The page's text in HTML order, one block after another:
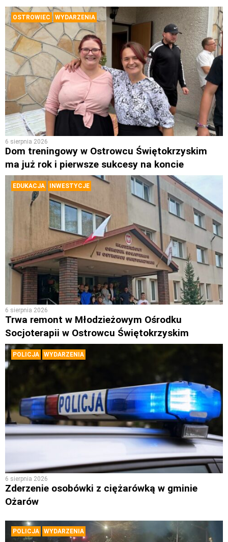
OSTROWIEC WYDARZENIA
6 sierpnia 2026
Dom treningowy w Ostrowcu Świętokrzyskim
ma już rok i pierwsze sukcesy na koncie
EDUKACJA INWESTYCJE
6 sierpnia 2026
Trwa remont w Młodzieżowym Ośrodku
Socjoterapii w Ostrowcu Świętokrzyskim
POLICJA WYDARZENIA
6 sierpnia 2026
Zderzenie osobówki z ciężarówką w gminie
Ożarów
POLICJA WYDARZENIA